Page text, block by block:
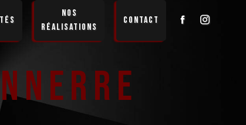
Nos
réalisations
Contact